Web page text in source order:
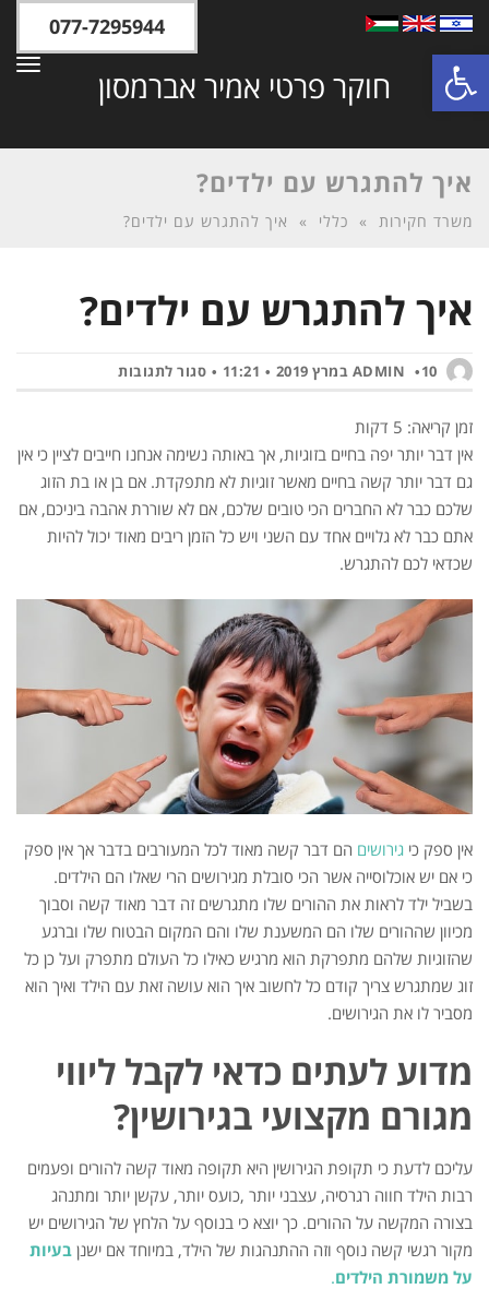
פתח סרגל נגישות
077-7295944
חוקר פרטי אמיר אברמסון
איך להתגרש עם ילדים?
משרד חקירות » כללי » איך להתגרש עם ילדים?
איך להתגרש עם ילדים?
10 במרץ 2019 11:21 סגור לתגובותעל
עם
ילדים?
זמן קריאה: 5 דקות
אין דבר יותר יפה בחיים בזוגיות, אך באותה נשימה אנחנו חייבים לציין כי אין
גם דבר יותר קשה בחיים מאשר זוגיות לא מתפקדת. אם בן או בת הזוג
שלכם כבר לא החברים הכי טובים שלכם, אם לא שוררת אהבה ביניכם, אם
אתם כבר לא גלויים אחד עם השני ויש כל הזמן ריבים מאוד יכול להיות
שכדאי לכם להתגרש.
אין ספק כי גירושים הם דבר קשה מאוד לכל המעורבים בדבר אך אין ספק
כי אם יש אוכלוסייה אשר הכי סובלת מגירושים הרי שאלו הם הילדים.
בשביל ילד לראות את ההורים שלו מתגרשים זה דבר מאוד קשה וסבוך
מכיוון שההורים שלו הם המשענת שלו והם המקום הבטוח שלו וברגע
שהזוגיות שלהם מתפרקת הוא מרגיש כאילו כל העולם מתפרק ועל כן כל
זוג שמתגרש צריך קודם כל לחשוב איך הוא עושה זאת עם הילד ואיך הוא
מסביר לו את הגירושים.
מדוע לעתים כדאי לקבל ליווי
מגורם מקצועי בגירושין?
עליכם לדעת כי תקופת הגירושין היא תקופה מאוד קשה להורים ופעמים
רבות הילד חווה רגרסיה, עצבני יותר ,כועס יותר, עקשן יותר ומתנהג
בצורה המקשה על ההורים. כך יוצא כי בנוסף על הלחץ של הגירושים יש
מקור רגשי קשה נוסף וזה ההתנהגות של הילד, במיוחד אם ישנן בעיות
על משמורת הילדים.